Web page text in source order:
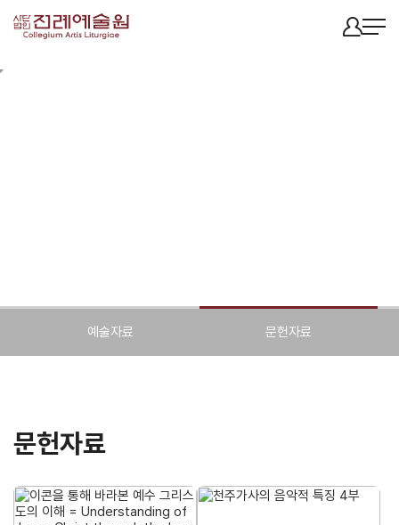
예술자료 문헌자료
문헌자료